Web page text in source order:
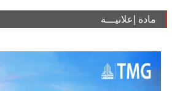
مادة إعلانيـــة